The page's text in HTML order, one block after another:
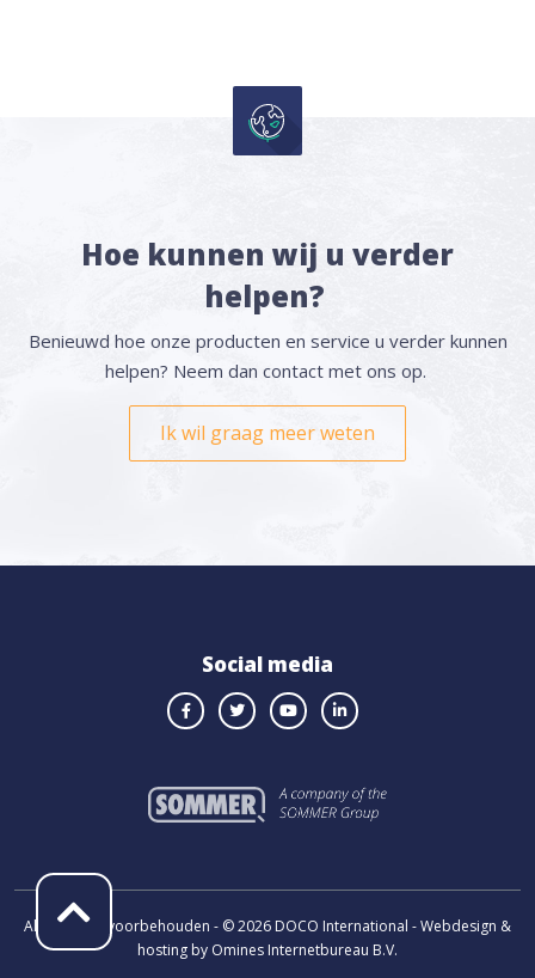
Hoe kunnen wij u verder
helpen?
Benieuwd hoe onze producten en service u verder kunnen
helpen? Neem dan contact met ons op.
Ik wil graag meer weten
Social media
Alle rechten voorbehouden - © 2026 DOCO International - Webdesign &
hosting by Omines Internetbureau B.V.